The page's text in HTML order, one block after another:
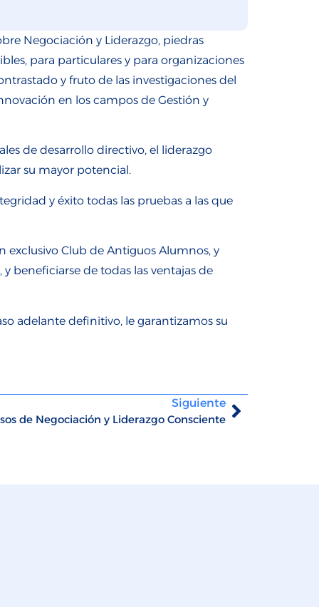
Negociación y Liderazgo, piedras
para particulares y para organizaciones
y fruto de las investigaciones del
en los campos de Gestión y
de desarrollo directivo, el liderazgo
su mayor potencial.
y éxito todas las pruebas a las que
Club de Antiguos Alumnos, y
beneficiarse de todas las ventajas de
adelante definitivo, le garantizamos su
Siguiente
de Negociación y Liderazgo Consciente